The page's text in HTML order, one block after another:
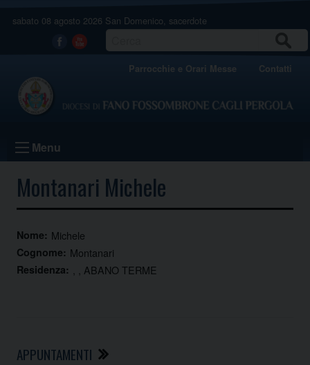
sabato 08 agosto 2026 San Domenico, sacerdote
Facebook
Youtube
Parrocchie e Orari Messe Contatti
Menu
Montanari Michele
Nome: Michele
Cognome: Montanari
Residenza: , , ABANO TERME
APPUNTAMENTI